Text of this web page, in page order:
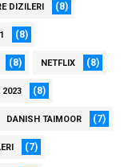
DIZILERI (8)
(8)
(8) NETFLIX (8)
2023 (8)
DANISH TAIMOOR (7)
(7)